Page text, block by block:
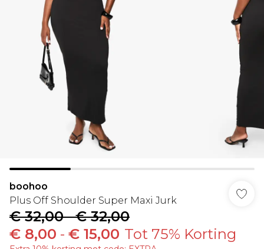
boohoo
Plus Off Shoulder Super Maxi Jurk
€ 32,00-€ 32,00
€ 8,00 - € 15,00 Tot 75% Korting